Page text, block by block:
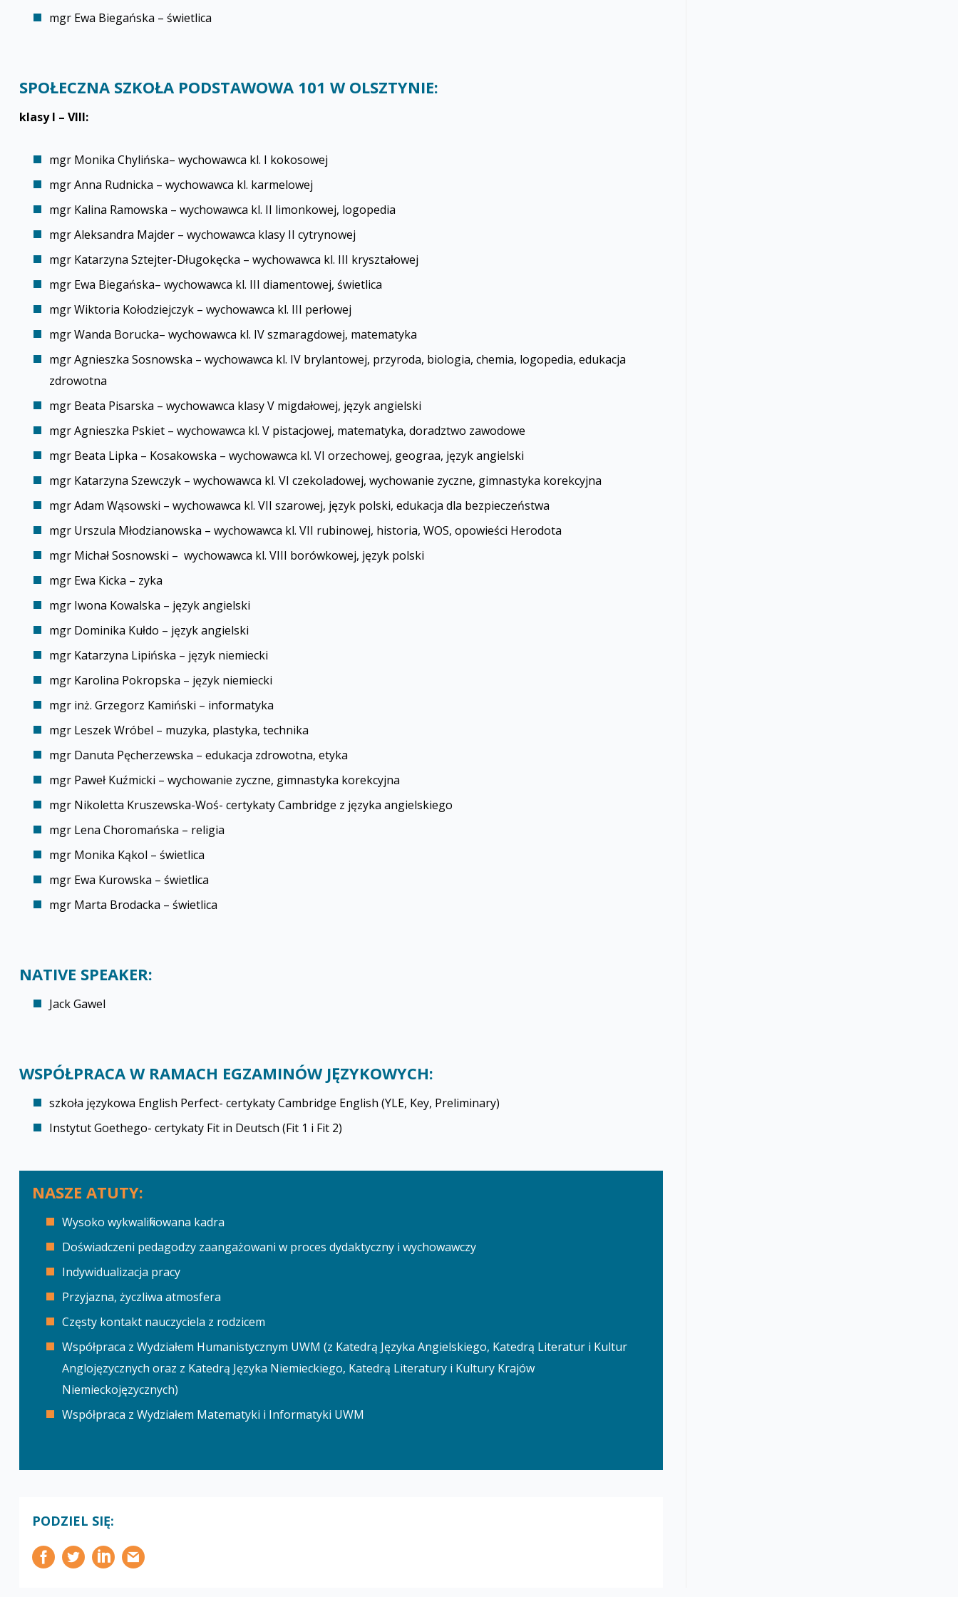
mgr Ewa Biegańska – świetlica
SPOŁECZNA SZKOŁA PODSTAWOWA 101 W OLSZTYNIE:
klasy I – VIII:
mgr Monika Chylińska– wychowawca kl. I kokosowej
mgr Anna Rudnicka – wychowawca kl. karmelowej
mgr Kalina Ramowska – wychowawca kl. II limonkowej, logopedia
mgr Aleksandra Majder – wychowawca klasy II cytrynowej
mgr Katarzyna Sztejter-Długokęcka – wychowawca kl. III kryształowej
mgr Ewa Biegańska– wychowawca kl. III diamentowej, świetlica
mgr Wiktoria Kołodziejczyk – wychowawca kl. III perłowej
mgr Wanda Borucka– wychowawca kl. IV szmaragdowej, matematyka
mgr Agnieszka Sosnowska – wychowawca kl. IV brylantowej, przyroda, biologia, chemia, logopedia, edukacja
zdrowotna
mgr Beata Pisarska – wychowawca klasy V migdałowej, język angielski
mgr Agnieszka Pskiet – wychowawca kl. V pistacjowej, matematyka, doradztwo zawodowe
mgr Beata Lipka – Kosakowska – wychowawca kl. VI orzechowej, geografia, język angielski
mgr Katarzyna Szewczyk – wychowawca kl. VI czekoladowej, wychowanie fizyczne, gimnastyka korekcyjna
mgr Adam Wąsowski – wychowawca kl. VII szafirowej, język polski, edukacja dla bezpieczeństwa
mgr Urszula Młodzianowska – wychowawca kl. VII rubinowej, historia, WOS, opowieści Herodota
mgr Michał Sosnowski – wychowawca kl. VIII borówkowej, język polski
mgr Ewa Kicka – fizyka
mgr Iwona Kowalska – język angielski
mgr Dominika Kułdo – język angielski
mgr Katarzyna Lipińska – język niemiecki
mgr Karolina Pokropska – język niemiecki
mgr inż. Grzegorz Kamiński – informatyka
mgr Leszek Wróbel – muzyka, plastyka, technika
mgr Danuta Pęcherzewska – edukacja zdrowotna, etyka
mgr Paweł Kuźmicki – wychowanie fizyczne, gimnastyka korekcyjna
mgr Nikoletta Kruszewska-Woś- certyfikaty Cambridge z języka angielskiego
mgr Lena Choromańska – religia
mgr Monika Kąkol – świetlica
mgr Ewa Kurowska – świetlica
mgr Marta Brodacka – świetlica
NATIVE SPEAKER:
Jack Gawel
WSPÓŁPRACA W RAMACH EGZAMINÓW JĘZYKOWYCH:
szkoła językowa English Perfect- certyfikaty Cambridge English (YLE, Key, Preliminary)
Instytut Goethego- certyfikaty Fit in Deutsch (Fit 1 i Fit 2)
NASZE ATUTY:
Wysoko wykwalifikowana kadra
Doświadczeni pedagodzy zaangażowani w proces dydaktyczny i wychowawczy
Indywidualizacja pracy
Przyjazna, życzliwa atmosfera
Częsty kontakt nauczyciela z rodzicem
Współpraca z Wydziałem Humanistycznym UWM (z Katedrą Języka Angielskiego, Katedrą Literatur i Kultur
Anglojęzycznych oraz z Katedrą Języka Niemieckiego, Katedrą Literatury i Kultury Krajów
Niemieckojęzycznych)
Współpraca z Wydziałem Matematyki i Informatyki UWM
PODZIEL SIĘ: